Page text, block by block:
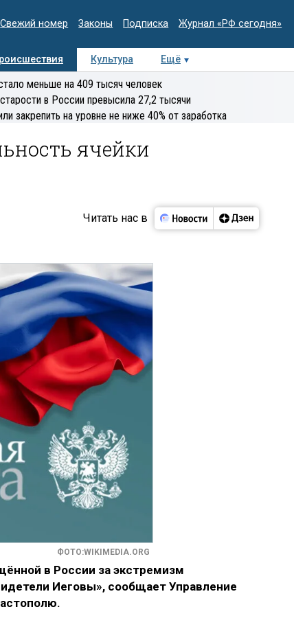
Свежий номер Законы Подписка Журнал «РФ сегодня»
Культура Ещё
Интервью Колумнисты
меньше на 409 тысяч человек
в России превысила 27,2 тысячи
закрепить на уровне не ниже 40% от заработка
ячейки
Читать нас в
ФОТО:WIKIMEDIA.ORG
в России за экстремизм
Иеговы», сообщает Управление